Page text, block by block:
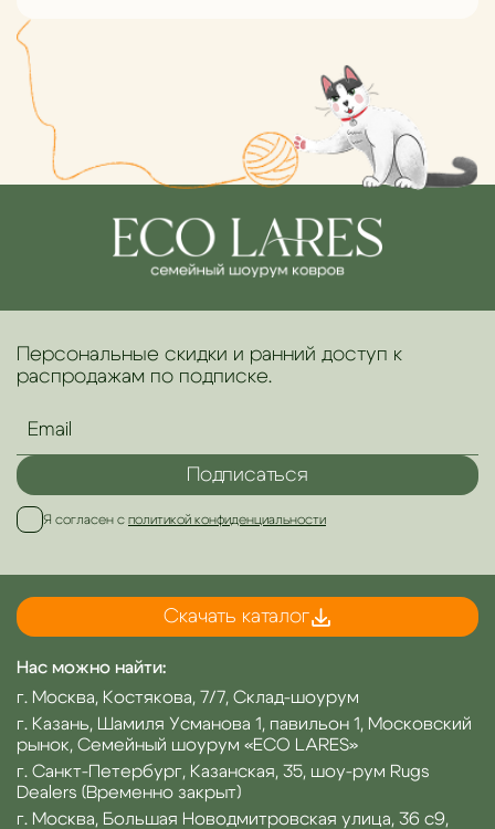
Персональные скидки и ранний доступ к
распродажам по подписке.
Подписаться
Я согласен с политикой конфиденциальности
Скачать каталог
Нас можно найти:
г. Москва, Костякова, 7/7, Склад-шоурум
г. Казань, Шамиля Усманова 1, павильон 1, Московский
рынок, Семейный шоурум «ECO LARES»
г. Санкт-Петербург, Казанская, 35, шоу-рум Rugs
Dealers (Временно закрыт)
г. Москва, Большая Новодмитровская улица, 36 с9,